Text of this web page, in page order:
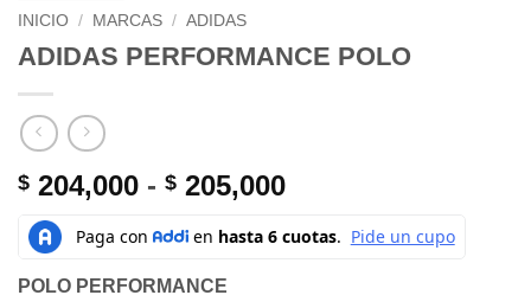
INICIO / MARCAS / ADIDAS
ADIDAS PERFORMANCE POLO
$ 204,000 - $ 205,000Rango
precios:
POLO PERFORMANCE